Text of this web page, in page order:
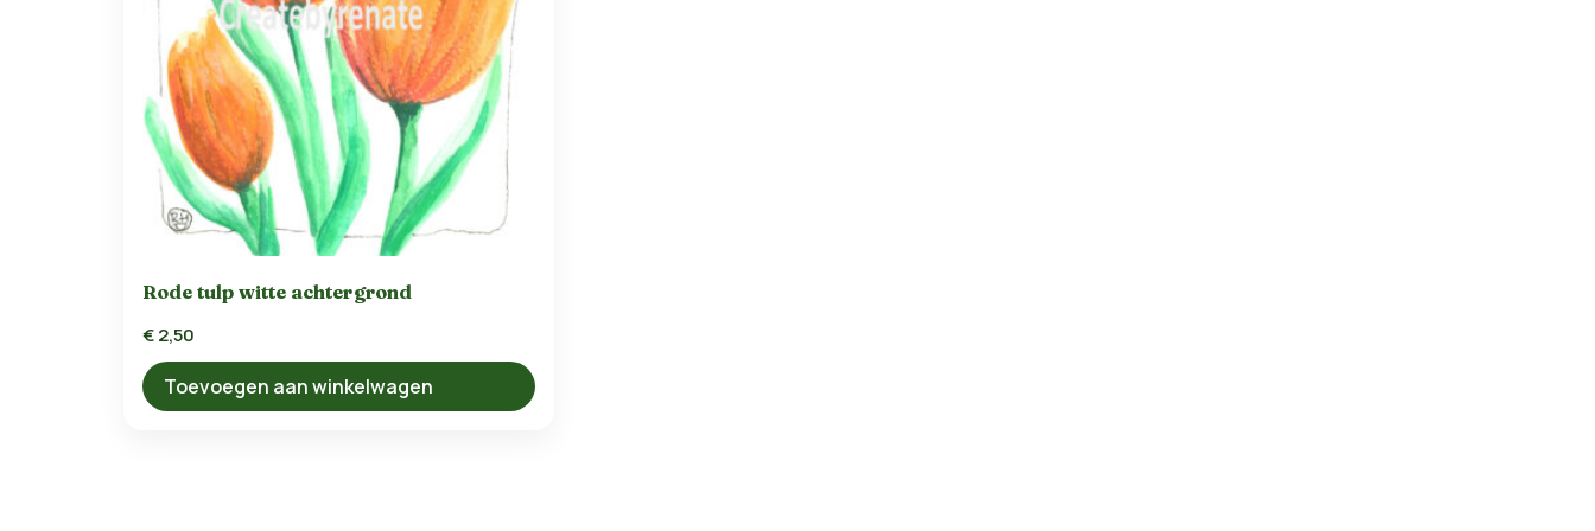
Rode tulp witte achtergrond
€2,50
Toevoegen aan winkelwagen